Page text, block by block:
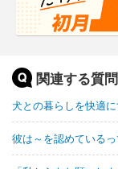
関連する質問
犬との暮らしを快適
彼は～を認めている